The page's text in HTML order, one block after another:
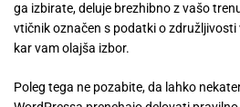
ga izbirate, deluje brezhibno z vašo
vtičnik označen s podatki o združljivosti
kar vam olajša izbor.
Poleg tega ne pozabite, da lahko